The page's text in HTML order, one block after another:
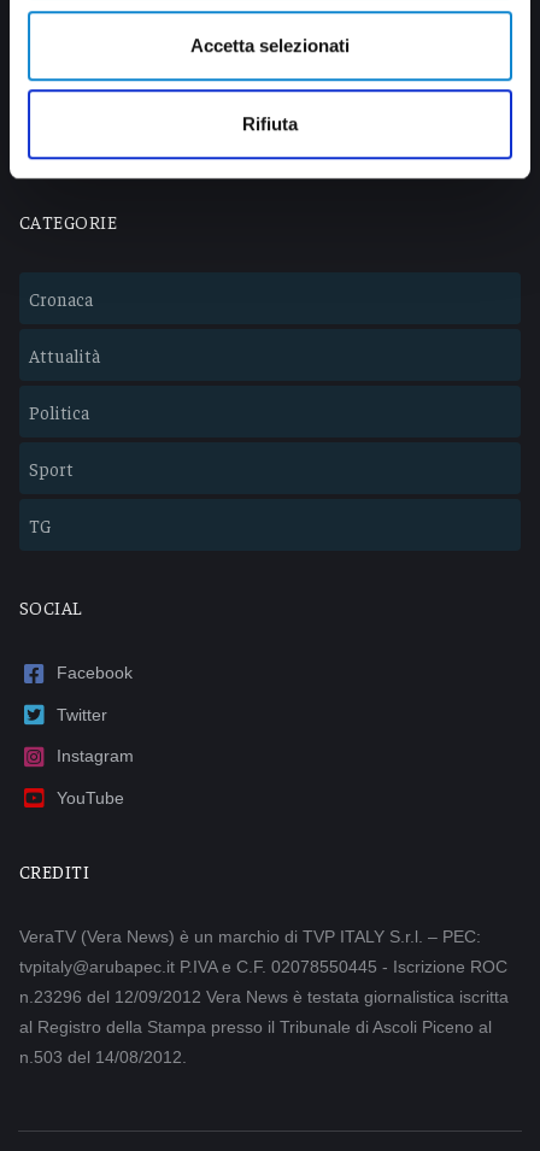
Accetta selezionati
Rifiuta
Via Pasubio, 36 – 63074 San Benedetto del Tronto (AP)
info@veratv.it
CATEGORIE
Cronaca
Attualità
Politica
Sport
TG
SOCIAL
Facebook
Twitter
Instagram
YouTube
CREDITI
VeraTV (Vera News) è un marchio di TVP ITALY S.r.l. – PEC:
tvpitaly@arubapec.it P.IVA e C.F. 02078550445 - Iscrizione ROC
n.23296 del 12/09/2012 Vera News è testata giornalistica iscritta
al Registro della Stampa presso il Tribunale di Ascoli Piceno al
n.503 del 14/08/2012.